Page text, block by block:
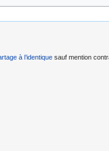
à l’identique sauf mention